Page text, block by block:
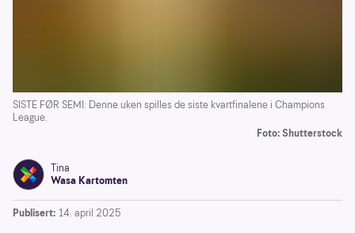
SISTE FØR SEMI: Denne uken spilles de siste kvartfinalene i Champions
League.
Foto: Shutterstock
Tina
Wasa Kartomten
Publisert: 14. april 2025